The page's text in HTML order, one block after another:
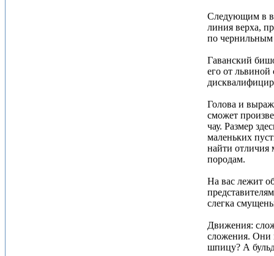
Следующим в
линия верха,
по чернильным
Гаванский
его от львиной
Голова и
сможет
чау. Размер
маленьких
найти отличия
породам.
На вас лежит
слегка
Движения:
сложения. Они
шпицу? А